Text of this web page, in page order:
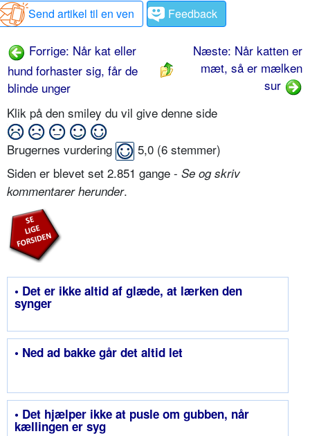
Send artikel til en ven
Feedback
Forrige: Når kat eller
hund forhaster sig, får de
blinde unger
Næste: Når katten er
mæt, så er mælken
sur
Klik på den smiley du vil give denne side
Brugernes vurdering 5,0 (6 stemmer)
Siden er blevet set 2.851 gange - Se og skriv
kommentarer herunder.
• Det er ikke altid af glæde, at lærken den
synger
• Ned ad bakke går det altid let
• Det hjælper ikke at pusle om gubben, når
kællingen er syg